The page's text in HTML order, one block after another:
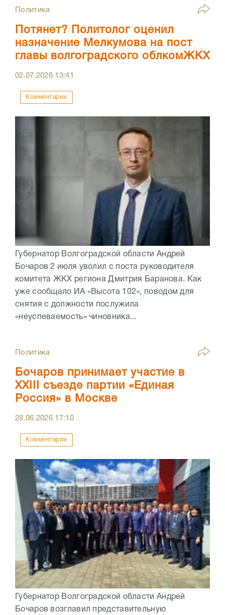
Политика
Потянет? Политолог оценил
назначение Мелкумова на пост
главы волгоградского облкомЖКХ
02.07.2026 13:41
Комментарии
Губернатор Волгоградской области Андрей
Бочаров 2 июля уволил с поста руководителя
комитета ЖКХ региона Дмитрия Баранова. Как
уже сообщало ИА «Высота 102», поводом для
снятия с должности послужила
«неуспеваемость» чиновника...
Политика
Бочаров принимает участие в
XXIII съезде партии «Единая
Россия» в Москве
28.06.2026 17:10
Комментарии
Губернатор Волгоградской области Андрей
Бочаров возглавил представительную